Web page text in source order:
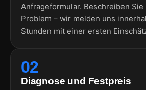
Anfrageformular. Beschreiben Sie
Problem – wir melden uns
Stunden mit einer ersten
02
Diagnose und Festpreis